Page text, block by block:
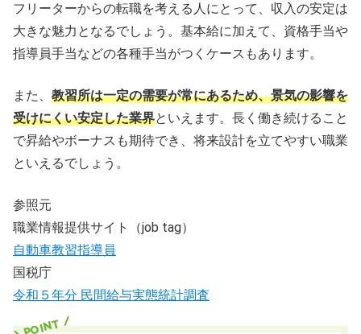
フリーターからの転職を考える人にとって、収入の安定は
大きな魅力となるでしょう。基本給に加えて、資格手当や
指導員手当などの各種手当がつくケースもあります。
また、 教習所は一定の需要が常にあるため、景気の影響を
受けにくい安定した業界といえます。長く働き続けること
で昇給やボーナスも期待でき、将来設計を立てやすい職業
といえるでしょう。
参照元
職業情報提供サイト（job tag）
自動車教習指導員
国税庁
令和５年分 民間給与実態統計調査